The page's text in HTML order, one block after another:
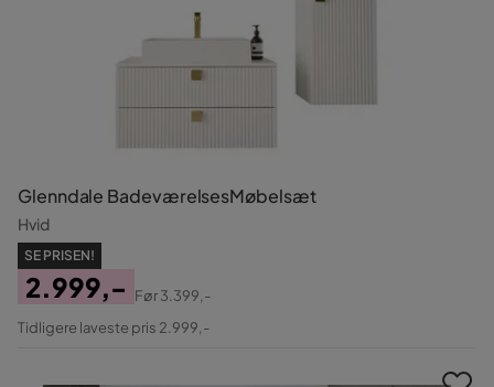
Glenndale BadeværelsesMøbelsæt
Hvid
SE PRISEN!
Pris
2.999,-
Original
Før3.399,-
Tidligere laveste pris 2.999,-